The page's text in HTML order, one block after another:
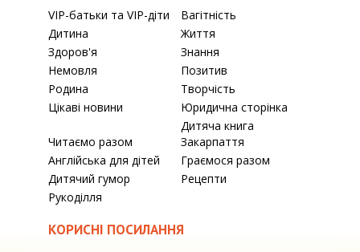
VIP-батьки та VIP-діти
Вагітність
Дитина
Життя
Здоров'я
Знання
Немовля
Позитив
Родина
Творчість
Цікаві новини
Юридична сторінка
Читаємо разом
Дитяча книга
Закарпаття
Англійська для дітей
Граємося разом
Дитячий гумор
Рецепти
Рукоділля
КОРИСНІ ПОСИЛАННЯ